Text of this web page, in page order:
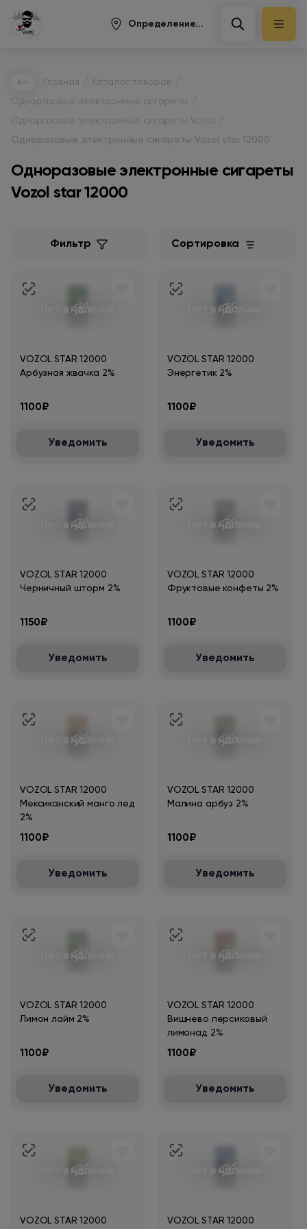
Определение...
Главная Каталог товаров
Одноразовые электронные сигареты
Одноразовые электронные сигареты Vozol
Одноразовые электронные сигареты Vozol star 12000
Одноразовые электронные сигареты
Vozol star 12000
Фильтр Сортировка
Нет в наличии
VOZOL STAR 12000
Арбузная жвачка 2%
1100₽
Уведомить
Нет в наличии
VOZOL STAR 12000
Энергетик 2%
1100₽
Уведомить
Нет в наличии
VOZOL STAR 12000
Черничный шторм 2%
1150₽
Уведомить
Нет в наличии
VOZOL STAR 12000
Фруктовые конфеты 2%
1100₽
Уведомить
Нет в наличии
VOZOL STAR 12000
Мексиканский манго лед
2%
1100₽
Уведомить
Нет в наличии
VOZOL STAR 12000
Малина арбуз 2%
1100₽
Уведомить
Нет в наличии
VOZOL STAR 12000
Лимон лайм 2%
1100₽
Уведомить
Нет в наличии
VOZOL STAR 12000
Вишнево персиковый
лимонад 2%
1100₽
Уведомить
Нет в наличии
VOZOL STAR 12000
Нет в наличии
VOZOL STAR 12000